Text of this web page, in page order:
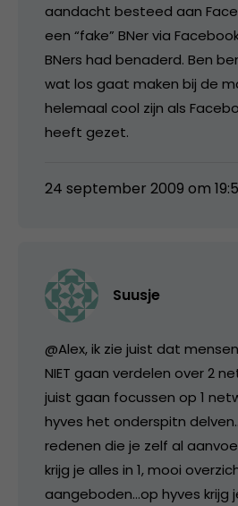
aandacht besteed aan
een “fake” BNer via
BNers had benaderd. Ben
wat los gaat maken bij de
helemaal cool zijn als
heeft gezet.
24 september 2009 om
Suusje
@Alex, ik zie juist dat
NIET gaan verdelen over 2
juist gaan focussen op 1
hyves het onderspitn
redenen die je zelf al
krijg je alles in 1, mooi
aangeboden…op hyves krijg